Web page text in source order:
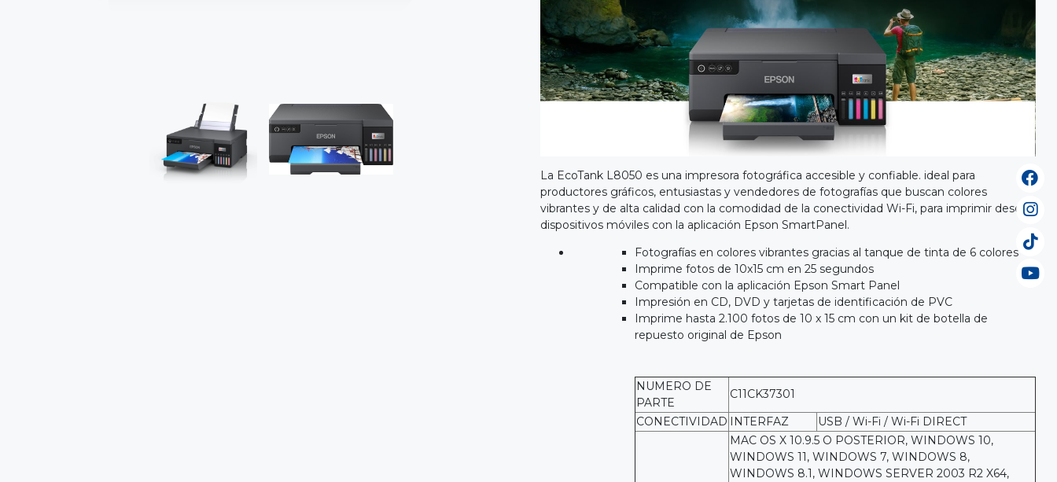
La EcoTank L8050 es una impresora fotográfica accesible y confiable. ideal para
productores gráficos, entusiastas y vendedores de fotografías que buscan colores
vibrantes y de alta calidad con la comodidad de la conectividad Wi-Fi, para imprimir desde
dispositivos móviles con la aplicación Epson SmartPanel.
Fotografías en colores vibrantes gracias al tanque de tinta de 6 colores
Imprime fotos de 10x15 cm en 25 segundos
Compatible con la aplicación Epson Smart Panel
Impresión en CD, DVD y tarjetas de identificación de PVC
Imprime hasta 2.100 fotos de 10 x 15 cm con un kit de botella de
repuesto original de Epson
NUMERO DE
PARTE
C11CK37301
CONECTIVIDAD INTERFAZ USB / Wi-Fi / Wi-Fi DIRECT
MAC OS X 10.9.5 O POSTERIOR, WINDOWS 10,
WINDOWS 11, WINDOWS 7, WINDOWS 8,
WINDOWS 8.1, WINDOWS SERVER 2003 R2 X64,